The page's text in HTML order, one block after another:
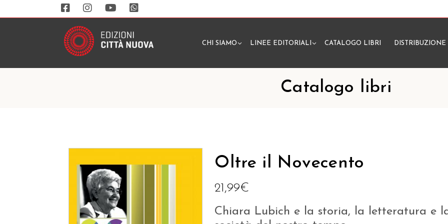
CHI SIAMO LINEE EDITORIALI CATALOGO LIBRI DISTRIBUZIONE
Catalogo libri
Oltre il Novecento
21,99€
Chiara Lubich e la storia, la letteratura e